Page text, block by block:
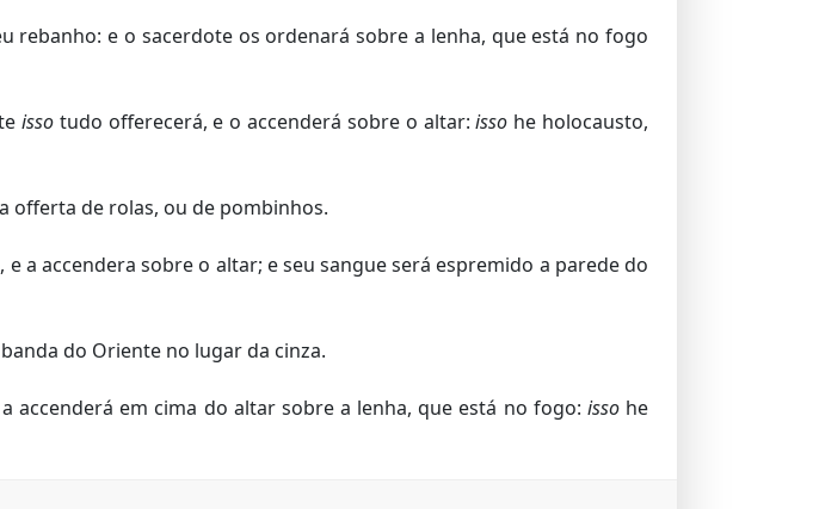
rebanho: e o sacerdote os ordenará sobre a lenha, que está no fogo
issotudo offerecerá, e o accenderá sobre o altar:isso he holocausto,
offerta de rolas, ou de pombinhos.
a accendera sobre o altar; e seu sangue será espremido a parede do
do Oriente no lugar da cinza.
accenderá em cima do altar sobre a lenha, que está no fogo: issohe